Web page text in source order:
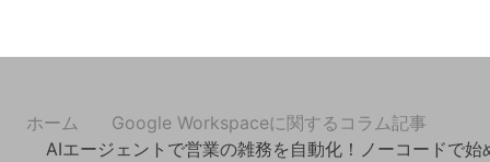
ホーム
Google Workspaceに関するコラム記事
AIエージェントで営業の雑務を自動化！ノーコードで始